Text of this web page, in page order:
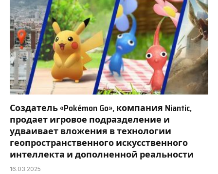
Создатель «Pokémon Go», компания Niantic,
продает игровое подразделение и
удваивает вложения в технологии
геопространственного искусственного
интеллекта и дополненной реальности
16.03.2025